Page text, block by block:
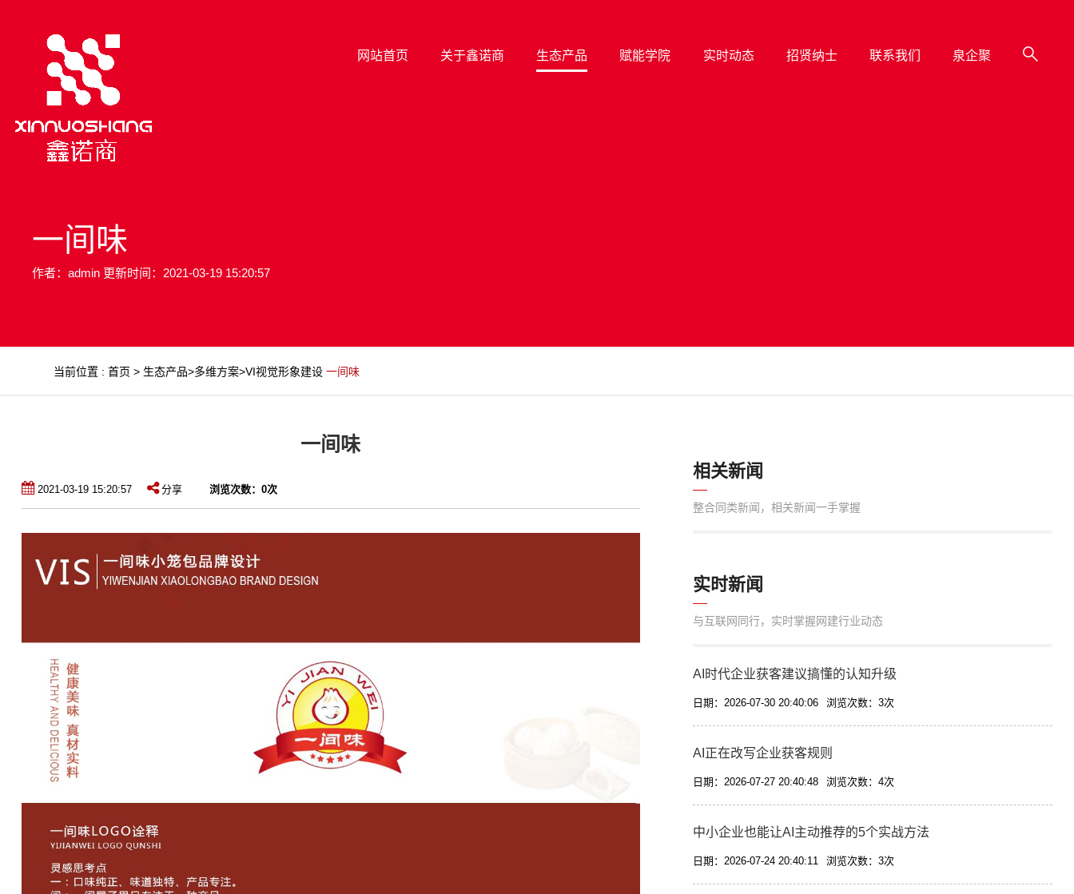
网站首页 关于鑫诺商 生态产品 赋能学院 实时动态 招贤纳士 联系我们 泉企聚
一间味
作者：admin 更新时间：2021-03-19 15:20:57
当前位置 :首页 > 生态产品>多维方案>VI视觉形象建设 一间味
一间味
2021-03-19 15:20:57 分享 浏览次数： 0次
相关新闻
整合同类新闻，相关新闻一手掌握
实时新闻
与互联网同行，实时掌握网建行业动态
AI时代企业获客建议搞懂的认知升级
日期：2026-07-30 20:40:06 浏览次数：3次
AI正在改写企业获客规则
日期：2026-07-27 20:40:48 浏览次数：4次
中小企业也能让AI主动推荐的5个实战方法
日期：2026-07-24 20:40:11 浏览次数：3次